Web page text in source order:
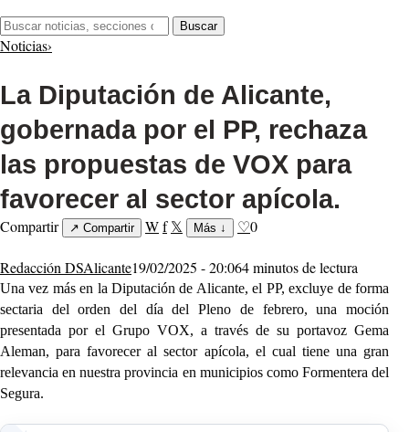
Buscar:
Buscar
Noticias›
La Diputación de Alicante,
gobernada por el PP, rechaza
las propuestas de VOX para
favorecer al sector apícola.
Compartir ↗ Compartir Wf 𝕏 Más ↓ ♡0
Redacción DSAlicante19/02/2025 - 20:064 minutos de lectura
Una vez más en la Diputación de Alicante, el PP, excluye de forma
sectaria del orden del día del Pleno de febrero, una moción
presentada por el Grupo VOX, a través de su portavoz Gema
Aleman, para favorecer al sector apícola, el cual tiene una gran
relevancia en nuestra provincia en municipios como Formentera del
Segura.